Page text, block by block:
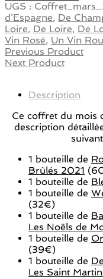
UGS :
d’Espagne, De
Loire, De Loire, De
Vin Rosé, Un Vin
Previous Product
Next Product
Description
Ce coffret du mois
description
1 bouteille de
Brûlés 2021
1 bouteille de
1 bouteille de
(32€)
1 bouteille de
Les Noëls de
1 bouteille de
(39€)
1 bouteille de
Les Saint